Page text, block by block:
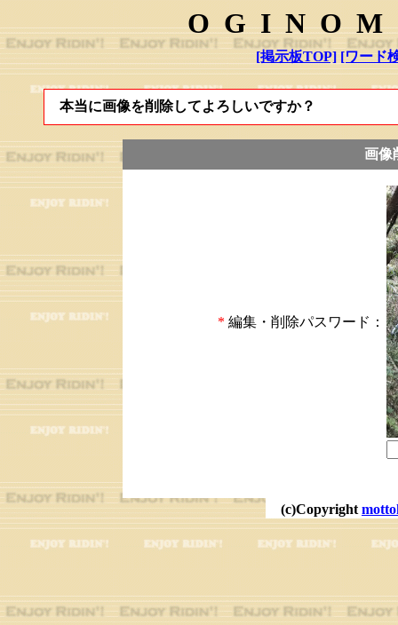
[掲示板TOP] [ワード
本当に画像を削除してよろしいですか？
画像
* 編集・削除パスワード：
(c)Copyright